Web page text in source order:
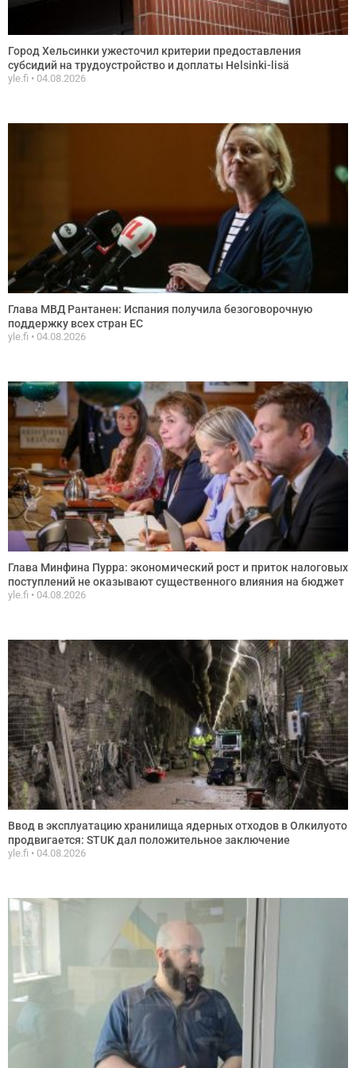
Город Хельсинки ужесточил критерии предоставления
субсидий на трудоустройство и доплаты Helsinki-lisä
yle.fi 04.08.2026
Глава МВД Рантанен: Испания получила безоговорочную
поддержку всех стран ЕС
yle.fi 04.08.2026
Глава Минфина Пурра: экономический рост и приток налоговых
поступлений не оказывают существенного влияния на бюджет
yle.fi 04.08.2026
Ввод в эксплуатацию хранилища ядерных отходов в Олкилуото
продвигается: STUK дал положительное заключение
yle.fi 04.08.2026